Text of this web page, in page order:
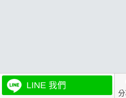
LINE 我們